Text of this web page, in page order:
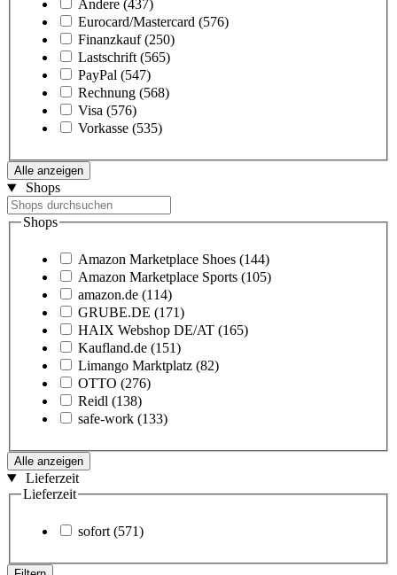
Andere (437)
Eurocard/Mastercard (576)
Finanzkauf (250)
Lastschrift (565)
PayPal (547)
Rechnung (568)
Visa (576)
Vorkasse (535)
Alle anzeigen
Shops
Shops
Amazon Marketplace Shoes (144)
Amazon Marketplace Sports (105)
amazon.de (114)
GRUBE.DE (171)
HAIX Webshop DE/AT (165)
Kaufland.de (151)
Limango Marktplatz (82)
OTTO (276)
Reidl (138)
safe-work (133)
Alle anzeigen
Lieferzeit
Lieferzeit
sofort (571)